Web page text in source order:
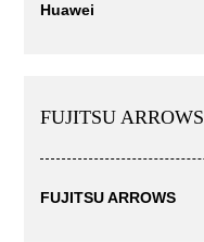
Huawei
FUJITSU ARROWS
FUJITSU ARROWS